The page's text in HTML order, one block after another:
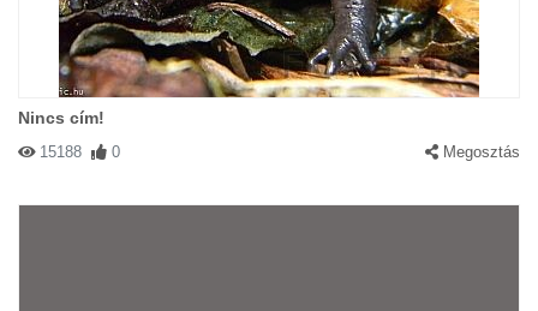
Nincs cím!
15188 0 Megosztás